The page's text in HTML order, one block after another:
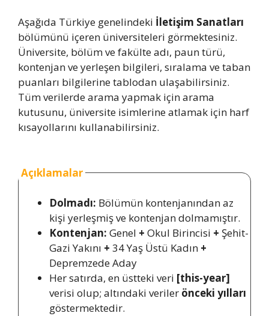
Aşağıda Türkiye genelindeki İletişim Sanatları
bölümünü içeren üniversiteleri görmektesiniz.
Üniversite, bölüm ve fakülte adı, paun türü,
kontenjan ve yerleşen bilgileri, sıralama ve taban
puanları bilgilerine tablodan ulaşabilirsiniz.
Tüm verilerde arama yapmak için arama
kutusunu, üniversite isimlerine atlamak için harf
kısayollarını kullanabilirsiniz.
Açıklamalar
Dolmadı: Bölümün kontenjanından az
kişi yerleşmiş ve kontenjan dolmamıştır.
Kontenjan: Genel + Okul Birincisi + Şehit-
Gazi Yakını + 34 Yaş Üstü Kadın +
Depremzede Aday
Her satırda, en üstteki veri [this-year]
verisi olup; altındaki veriler önceki yılları
göstermektedir.